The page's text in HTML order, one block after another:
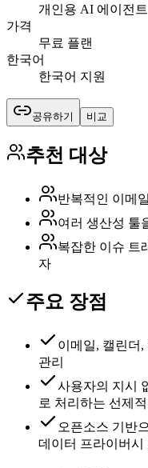
개인용 AI 에이전트
가격
무료 플랜
한국어
한국어 지원
공유하기 비교
추천 대상
반복적인 이메
여러 생산성 툴
복잡한 이슈 트
자
주요 장점
이메일, 캘린더
관리
사용자의 지시
로 처리하는 선제
오픈소스 기반
데이터 프라이버시